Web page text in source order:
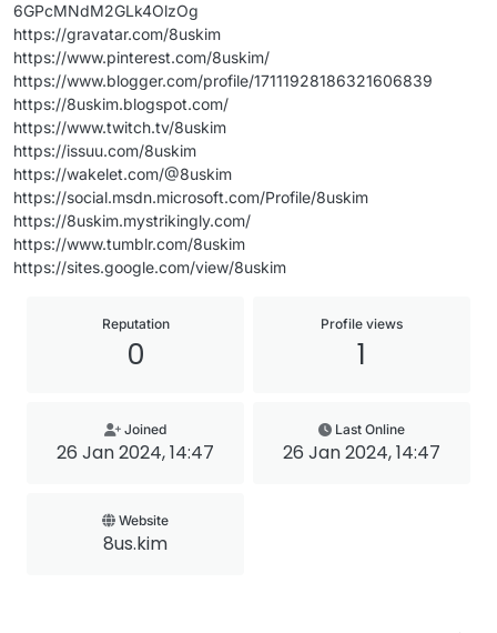
6GPcMNdM2GLk4OlzOg
https://gravatar.com/8uskim
https://www.pinterest.com/8uskim/
https://www.blogger.com/profile/17111928186321606839
https://8uskim.blogspot.com/
https://www.twitch.tv/8uskim
https://issuu.com/8uskim
https://wakelet.com/@8uskim
https://social.msdn.microsoft.com/Profile/8uskim
https://8uskim.mystrikingly.com/
https://www.tumblr.com/8uskim
https://sites.google.com/view/8uskim
Reputation
0
Profile views
1
Joined
26 Jan 2024, 14:47
Last Online
26 Jan 2024, 14:47
Website
8us.kim